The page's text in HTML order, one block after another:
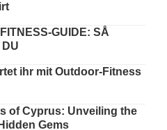
GUIDE: SÅ
DU
ihr mit Outdoor-Fitness
of Cyprus: Unveiling the
Gems